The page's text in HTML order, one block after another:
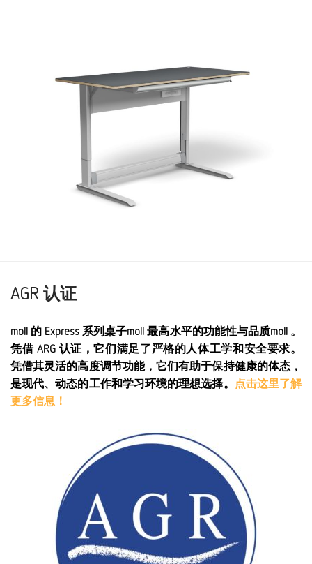
AGR 认证
moll 的 Express 系列桌子moll 最高水平的功能性与品质moll 。
凭借 ARG 认证，它们满足了严格的人体工学和安全要求。
凭借其灵活的高度调节功能，它们有助于保持健康的体态，
是现代、动态的工作和学习环境的理想选择。 点击这里了解
更多信息！